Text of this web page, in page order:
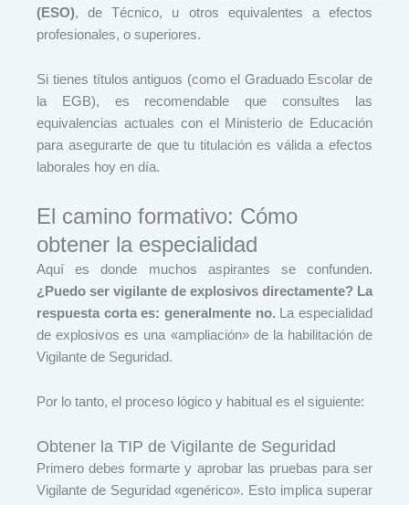
(ESO), de Técnico, u otros equivalentes a efectos
profesionales, o superiores.
Si tienes títulos antiguos (como el Graduado Escolar de
la EGB), es recomendable que consultes las
equivalencias actuales con el Ministerio de Educación
para asegurarte de que tu titulación es válida a efectos
laborales hoy en día.
El camino formativo: Cómo
obtener la especialidad
Aquí es donde muchos aspirantes se confunden.
¿Puedo ser vigilante de explosivos directamente? La
respuesta corta es: generalmente no. La especialidad
de explosivos es una «ampliación» de la habilitación de
Vigilante de Seguridad.
Por lo tanto, el proceso lógico y habitual es el siguiente:
Obtener la TIP de Vigilante de Seguridad
Primero debes formarte y aprobar las pruebas para ser
Vigilante de Seguridad «genérico». Esto implica superar